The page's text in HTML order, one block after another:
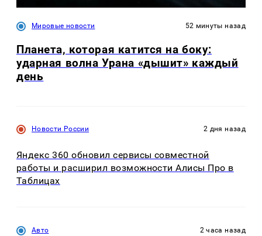
Мировые новости 52 минуты назад
Планета, которая катится на боку:
ударная волна Урана «дышит» каждый
день
Новости России 2 дня назад
Яндекс 360 обновил сервисы совместной
работы и расширил возможности Алисы Про в
Таблицах
Авто 2 часа назад